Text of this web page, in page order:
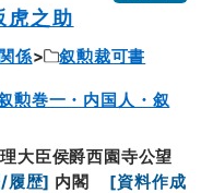
虎之助
係
叙勲裁可書
勲巻一・内国人・叙
大臣侯爵西園寺公望
履歴] 内閣 [資料作成